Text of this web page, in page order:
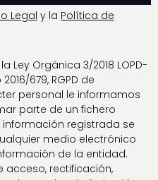
Legal y la Política de
Ley Orgánica 3/2018 LOPD-
679, RGPD de
personal le informamos
parte de un fichero
información registrada se
medio electrónico
de la entidad.
acceso, rectificación,